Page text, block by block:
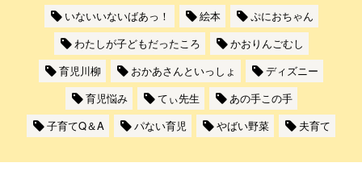
いないいないばあっ！ 絵本
ぷにおちゃん
わたしが子どもだったころ
かおりんごむし
育児川柳
おかあさんといっしょ
ディズニー
育児悩み
てぃ先生
あの手この手
子育てQ＆A
パない育児 やばい野菜 夫育て